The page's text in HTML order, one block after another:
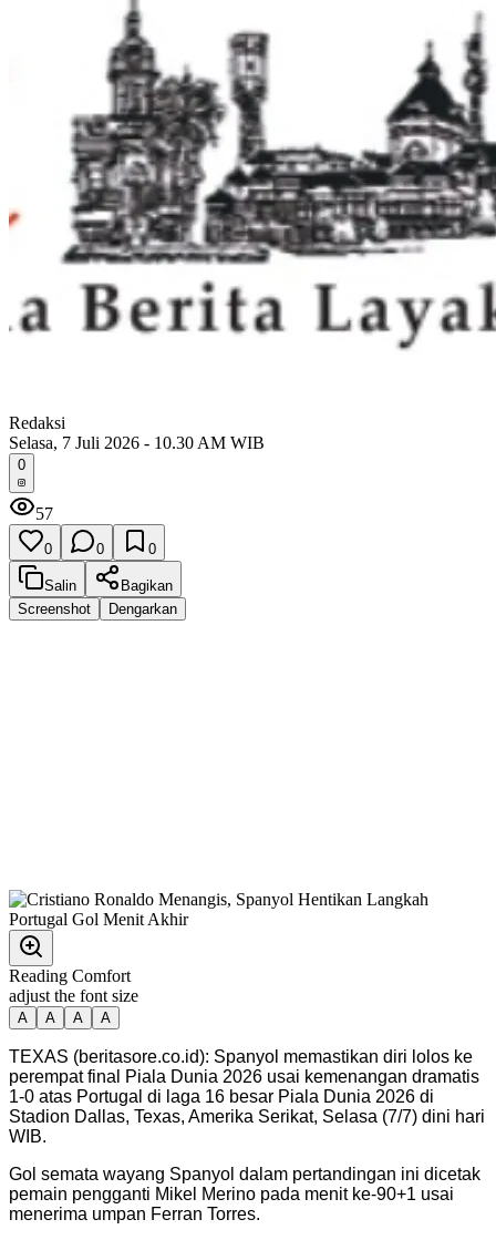
Redaksi
Selasa, 7 Juli 2026 - 10.30 AM WIB
0
57
0 0 0
Salin
Bagikan
Screenshot
Dengarkan
Reading Comfort
adjust the font size
A A A A
TEXAS (beritasore.co.id): Spanyol memastikan diri lolos ke
perempat final Piala Dunia 2026 usai kemenangan dramatis
1-0 atas Portugal di laga 16 besar Piala Dunia 2026 di
Stadion Dallas, Texas, Amerika Serikat, Selasa (7/7) dini hari
WIB.
Gol semata wayang Spanyol dalam pertandingan ini dicetak
pemain pengganti Mikel Merino pada menit ke-90+1 usai
menerima umpan Ferran Torres.